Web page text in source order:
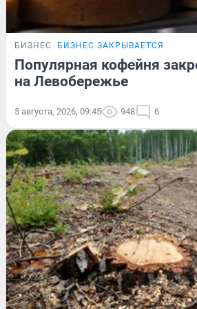
БИЗНЕС БИЗНЕС ЗАКРЫВАЕТСЯ
Популярная кофейня
на Левобережье
5 августа, 2026, 09:45 948 6